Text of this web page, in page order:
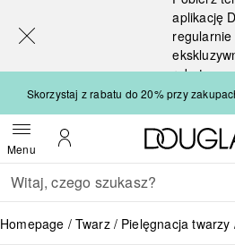
aplikację
rabaty
Skorzystaj z rabatu do 20% przy
MenuOtwórz menuMoje konto
Wracać
Wykonaj wyszukiwanie
Homepage Twarz Pielęgnacja twarzy
[navigation.slideout.screenreader]